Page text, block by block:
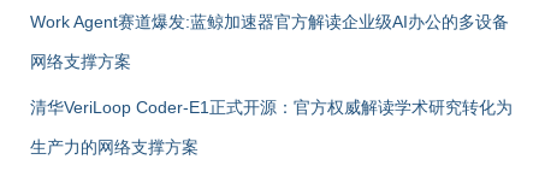
Work Agent赛道爆发:蓝鲸加速器官方解读企业级AI办公的多设备
网络支撑方案
清华VeriLoop Coder-E1正式开源：官方权威解读学术研究转化为
生产力的网络支撑方案